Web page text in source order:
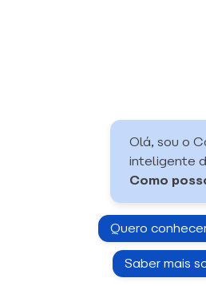
Olá, sou o
inteligente
Como
Quero
Saber mais